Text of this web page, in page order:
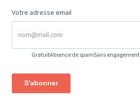
Votre adresse email
GratuitAbsence de spamSans engagement
S'abonner